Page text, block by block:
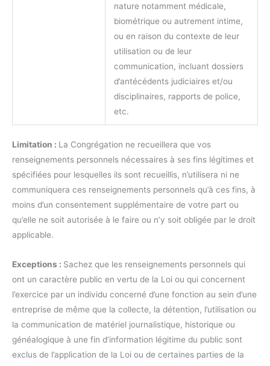
nature notamment médicale,
biométrique ou autrement intime,
ou en raison du contexte de leur
utilisation ou de leur
communication, incluant dossiers
d’antécédents judiciaires et/ou
disciplinaires, rapports de police,
etc.
Limitation : La Congrégation ne recueillera que vos
renseignements personnels nécessaires à ses fins légitimes et
spécifiées pour lesquelles ils sont recueillis, n’utilisera ni ne
communiquera ces renseignements personnels qu’à ces fins, à
moins d’un consentement supplémentaire de votre part ou
qu’elle ne soit autorisée à le faire ou n’y soit obligée par le droit
applicable.
Exceptions : Sachez que les renseignements personnels qui
ont un caractère public en vertu de la Loi ou qui concernent
l’exercice par un individu concerné d’une fonction au sein d’une
entreprise de même que la collecte, la détention, l’utilisation ou
la communication de matériel journalistique, historique ou
généalogique à une fin d’information légitime du public sont
exclus de l’application de la Loi ou de certaines parties de la